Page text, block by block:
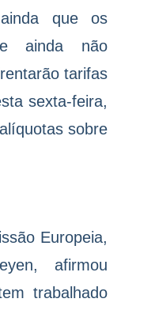
que os
ainda não
tarifas
sexta-feira,
sobre
Europeia,
afirmou
trabalhado